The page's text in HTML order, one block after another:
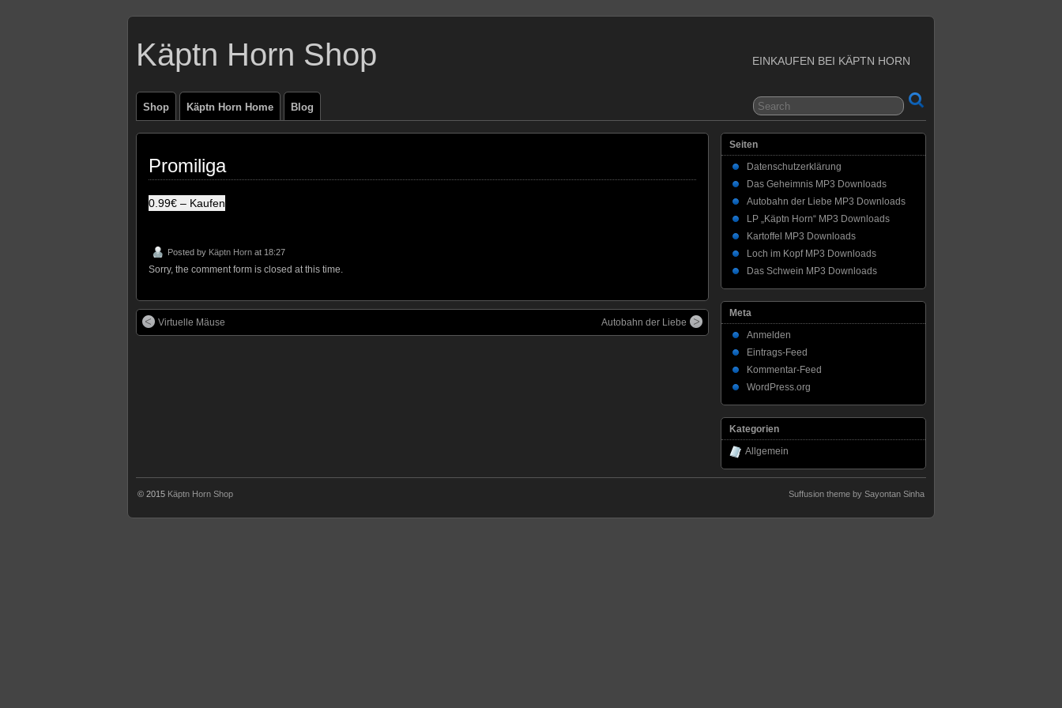
Käptn Horn Shop EINKAUFEN BEI KÄPTN HORN
Shop Käptn Horn Home Blog
Promiliga
0.99€ – Kaufen
Posted by Käptn Horn at 18:27
Sorry, the comment form is closed at this time.
Virtuelle Mäuse Autobahn der Liebe
Seiten
Datenschutzerklärung
Das Geheimnis MP3 Downloads
Autobahn der Liebe MP3 Downloads
LP „Käptn Horn“ MP3 Downloads
Kartoffel MP3 Downloads
Loch im Kopf MP3 Downloads
Das Schwein MP3 Downloads
Meta
Anmelden
Eintrags-Feed
Kommentar-Feed
WordPress.org
Kategorien
Allgemein
© 2015 Käptn Horn Shop Suffusion theme by Sayontan Sinha